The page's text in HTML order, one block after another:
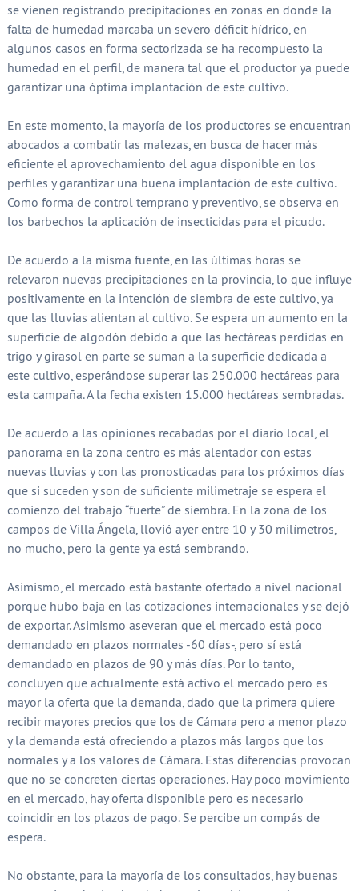
se vienen registrando precipitaciones en zonas en donde la
falta de humedad marcaba un severo déficit hídrico, en
algunos casos en forma sectorizada se ha recompuesto la
humedad en el perfil, de manera tal que el productor ya puede
garantizar una óptima implantación de este cultivo.
En este momento, la mayoría de los productores se encuentran
abocados a combatir las malezas, en busca de hacer más
eficiente el aprovechamiento del agua disponible en los
perfiles y garantizar una buena implantación de este cultivo.
Como forma de control temprano y preventivo, se observa en
los barbechos la aplicación de insecticidas para el picudo.
De acuerdo a la misma fuente, en las últimas horas se
relevaron nuevas precipitaciones en la provincia, lo que influye
positivamente en la intención de siembra de este cultivo, ya
que las lluvias alientan al cultivo. Se espera un aumento en la
superficie de algodón debido a que las hectáreas perdidas en
trigo y girasol en parte se suman a la superficie dedicada a
este cultivo, esperándose superar las 250.000 hectáreas para
esta campaña. A la fecha existen 15.000 hectáreas sembradas.
De acuerdo a las opiniones recabadas por el diario local, el
panorama en la zona centro es más alentador con estas
nuevas lluvias y con las pronosticadas para los próximos días
que si suceden y son de suficiente milimetraje se espera el
comienzo del trabajo “fuerte” de siembra. En la zona de los
campos de Villa Ángela, llovió ayer entre 10 y 30 milímetros,
no mucho, pero la gente ya está sembrando.
Asimismo, el mercado está bastante ofertado a nivel nacional
porque hubo baja en las cotizaciones internacionales y se dejó
de exportar. Asimismo aseveran que el mercado está poco
demandado en plazos normales -60 días-, pero sí está
demandado en plazos de 90 y más días. Por lo tanto,
concluyen que actualmente está activo el mercado pero es
mayor la oferta que la demanda, dado que la primera quiere
recibir mayores precios que los de Cámara pero a menor plazo
y la demanda está ofreciendo a plazos más largos que los
normales y a los valores de Cámara. Estas diferencias provocan
que no se concreten ciertas operaciones. Hay poco movimiento
en el mercado, hay oferta disponible pero es necesario
coincidir en los plazos de pago. Se percibe un compás de
espera.
No obstante, para la mayoría de los consultados, hay buenas